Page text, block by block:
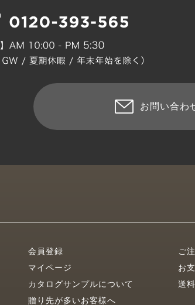
お問い合わ
会員登録
マイページ
カタログサンプルについて
贈り先が多いお客様へ
ご
お
送